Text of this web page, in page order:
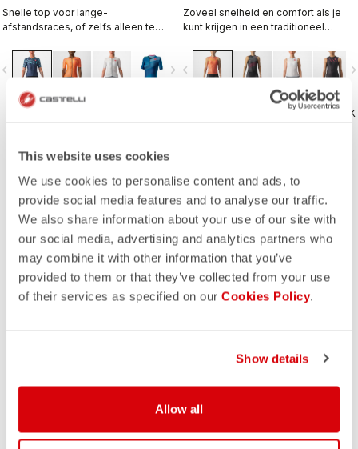
This website uses cookies
We use cookies to personalise content and ads, to
provide social media features and to analyse our traffic.
We also share information about your use of our site with
our social media, advertising and analytics partners who
may combine it with other information that you’ve
provided to them or that they’ve collected from your use
of their services as specified on our Cookies Policy.
Show details
Allow all
Snelle top voor lange-
afstandsraces, of zelfs alleen te
verbeterde aerodynamische
prestaties. Inclusief een bevestiging
navigate_next
Zoveel snelheid en comfort als je
kunt krijgen in een traditioneel
navigate_before
VERGELIJK
Triathlon Tops voor Dames
triatlontops van Castelli bieden uitstekend ademend
vermogen, aerodynamica en zijn geschikt voor elke
afstand, van sprint tot lange afstand.